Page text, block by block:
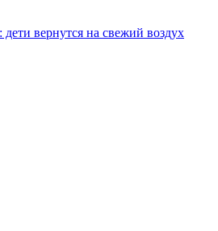
вернутся на свежий воздух